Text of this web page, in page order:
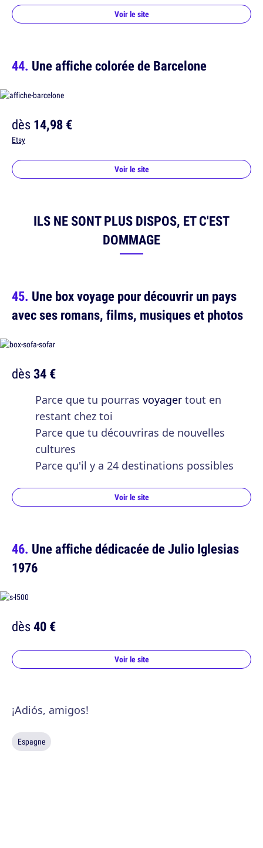
Voir le site
Une affiche colorée de Barcelone
dès14,98 €
Etsy
Voir le site
ILS NE SONT PLUS DISPOS, ET C'EST
DOMMAGE
Une box voyage pour découvrir un pays
avec ses romans, films, musiques et photos
dès34 €
Parce que tu pourras voyager tout en
restant chez toi
Parce que tu découvriras de nouvelles
cultures
Parce qu'il y a 24 destinations possibles
Voir le site
Une affiche dédicacée de Julio Iglesias
1976
dès40 €
Voir le site
¡Adiós, amigos!
Espagne